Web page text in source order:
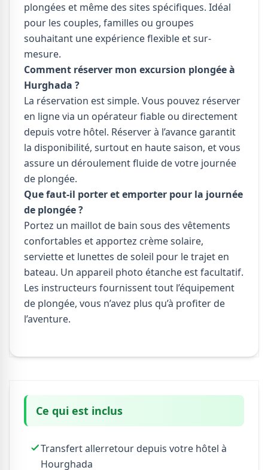
plongées et même des sites spécifiques. Idéal
pour les couples, familles ou groupes
souhaitant une expérience flexible et sur-
mesure.
Comment réserver mon excursion plongée à
Hurghada ?
La réservation est simple. Vous pouvez réserver
en ligne via un opérateur fiable ou directement
depuis votre hôtel. Réserver à l’avance garantit
la disponibilité, surtout en haute saison, et vous
assure un déroulement fluide de votre journée
de plongée.
Que faut-il porter et emporter pour la journée
de plongée ?
Portez un maillot de bain sous des vêtements
confortables et apportez crème solaire,
serviette et lunettes de soleil pour le trajet en
bateau. Un appareil photo étanche est facultatif.
Les instructeurs fournissent tout l’équipement
de plongée, vous n’avez plus qu’à profiter de
l’aventure.
Ce qui est inclus
Transfert allerretour depuis votre hôtel à
Hourghada